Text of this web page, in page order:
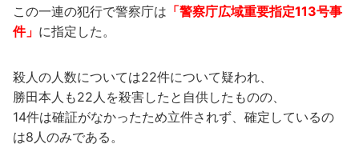
この一連の犯行で警察庁は 「警察庁広域重要指定113号事
件」 に指定した。
殺人の人数については22件について疑われ、
勝田本人も22人を殺害したと自供したものの、
14件は確証がなかったため立件されず、確定しているの
は8人のみである。